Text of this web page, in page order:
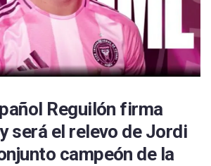
Reguilón firma
será el relevo de Jordi
campeón de la